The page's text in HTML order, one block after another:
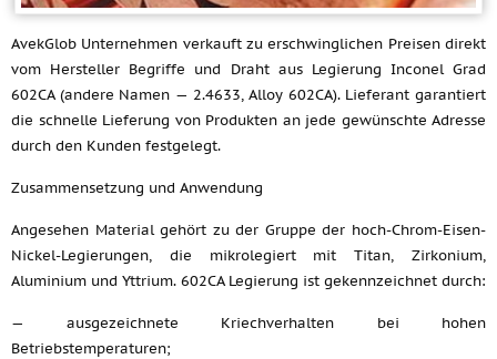
AvekGlob Unternehmen verkauft zu erschwinglichen Preisen direkt
vom Hersteller Begriffe und Draht aus Legierung Inconel Grad
602CA (andere Namen — 2.4633, Alloy 602CA). Lieferant garantiert
die schnelle Lieferung von Produkten an jede gewünschte Adresse
durch den Kunden festgelegt.
Zusammensetzung und Anwendung
Angesehen Material gehört zu der Gruppe der hoch-Chrom-Eisen-
Nickel-Legierungen, die mikrolegiert mit Titan, Zirkonium,
Aluminium und Yttrium. 602CA Legierung ist gekennzeichnet durch:
— ausgezeichnete Kriechverhalten bei hohen
Betriebstemperaturen;